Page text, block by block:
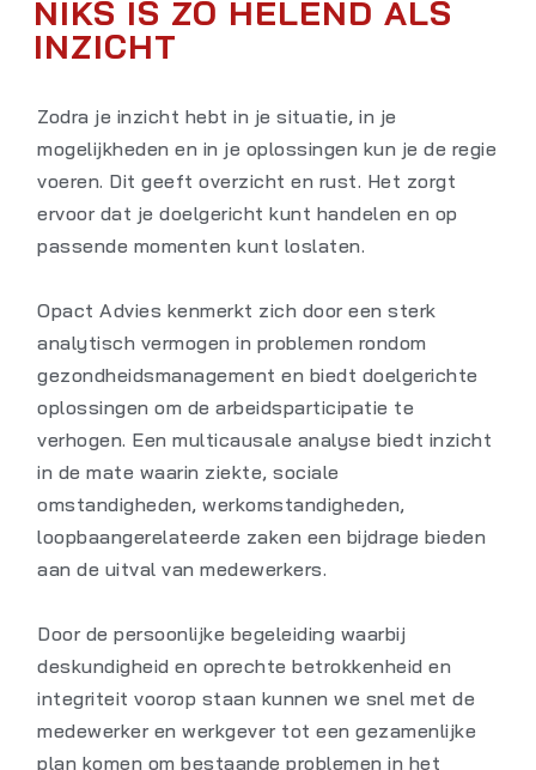
NIKS IS ZO HELEND ALS
INZICHT
Zodra je inzicht hebt in je situatie, in je
mogelijkheden en in je oplossingen kun je de regie
voeren. Dit geeft overzicht en rust. Het zorgt
ervoor dat je doelgericht kunt handelen en op
passende momenten kunt loslaten.
Opact Advies kenmerkt zich door een sterk
analytisch vermogen in problemen rondom
gezondheidsmanagement en biedt doelgerichte
oplossingen om de arbeidsparticipatie te
verhogen. Een multicausale analyse biedt inzicht
in de mate waarin ziekte, sociale
omstandigheden, werkomstandigheden,
loopbaangerelateerde zaken een bijdrage bieden
aan de uitval van medewerkers.
Door de persoonlijke begeleiding waarbij
deskundigheid en oprechte betrokkenheid en
integriteit voorop staan kunnen we snel met de
medewerker en werkgever tot een gezamenlijke
plan komen om bestaande problemen in het